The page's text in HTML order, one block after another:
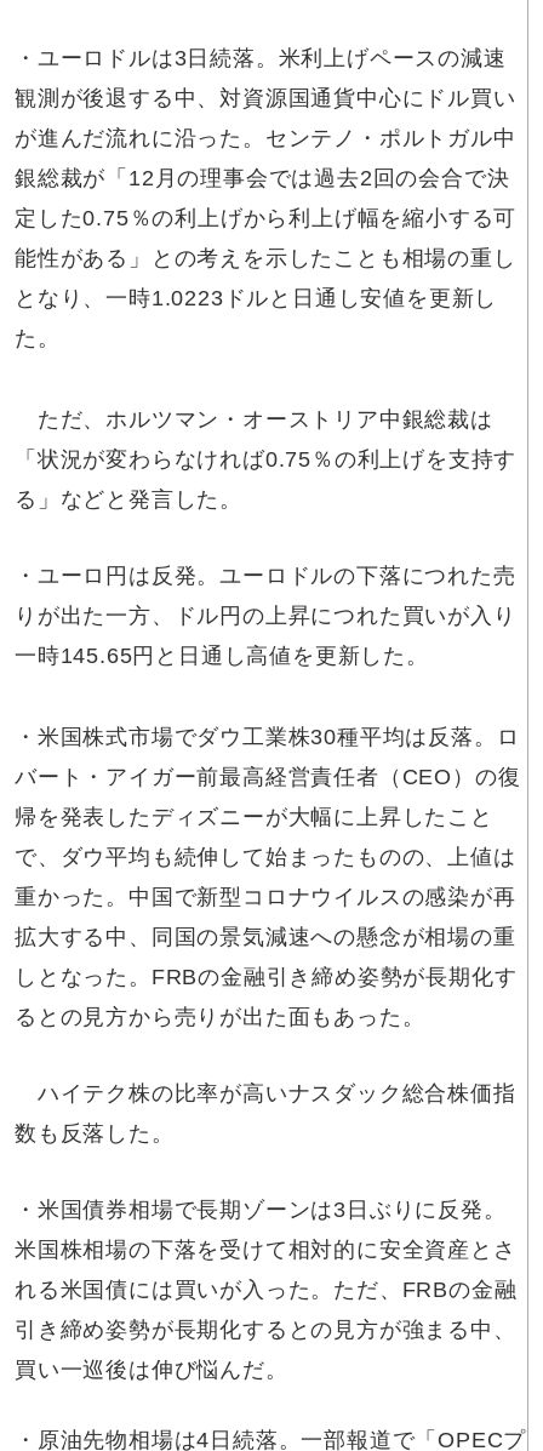
・ユーロドルは3日続落。米利上げペースの減速
観測が後退する中、対資源国通貨中心にドル買い
が進んだ流れに沿った。センテノ・ポルトガル中
銀総裁が「12月の理事会では過去2回の会合で決
定した0.75％の利上げから利上げ幅を縮小する可
能性がある」との考えを示したことも相場の重し
となり、一時1.0223ドルと日通し安値を更新し
た。
ただ、ホルツマン・オーストリア中銀総裁は
「状況が変わらなければ0.75％の利上げを支持す
る」などと発言した。
・ユーロ円は反発。ユーロドルの下落につれた売
りが出た一方、ドル円の上昇につれた買いが入り
一時145.65円と日通し高値を更新した。
・米国株式市場でダウ工業株30種平均は反落。ロ
バート・アイガー前最高経営責任者（CEO）の復
帰を発表したディズニーが大幅に上昇したこと
で、ダウ平均も続伸して始まったものの、上値は
重かった。中国で新型コロナウイルスの感染が再
拡大する中、同国の景気減速への懸念が相場の重
しとなった。FRBの金融引き締め姿勢が長期化す
るとの見方から売りが出た面もあった。
ハイテク株の比率が高いナスダック総合株価指
数も反落した。
・米国債券相場で長期ゾーンは3日ぶりに反発。
米国株相場の下落を受けて相対的に安全資産とさ
れる米国債には買いが入った。ただ、FRBの金融
引き締め姿勢が長期化するとの見方が強まる中、
買い一巡後は伸び悩んだ。
・原油先物相場は4日続落。一部報道で「OPECプ